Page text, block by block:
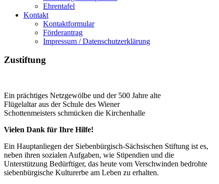
Ehrentafel
Kontakt
Kontaktformular
Förderantrag
Impressum / Datenschutzerklärung
Zustiftung
Ein prächtiges Netzgewölbe und der 500 Jahre alte
Flügelaltar aus der Schule des Wiener
Schottenmeisters schmücken die Kirchenhalle
Vielen Dank für Ihre Hilfe!
Ein Hauptanliegen der Siebenbürgisch-Sächsischen Stiftung ist es,
neben ihren sozialen Aufgaben, wie Stipendien und die
Unterstützung Bedürftiger, das heute vom Verschwinden bedrohte
siebenbürgische Kulturerbe am Leben zu erhalten.